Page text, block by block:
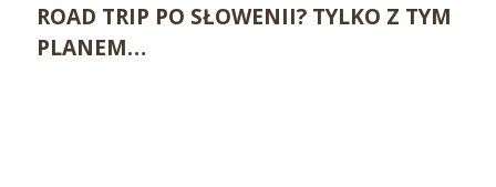
ROAD TRIP PO SŁOWENII? TYLKO Z TYM
PLANEM…